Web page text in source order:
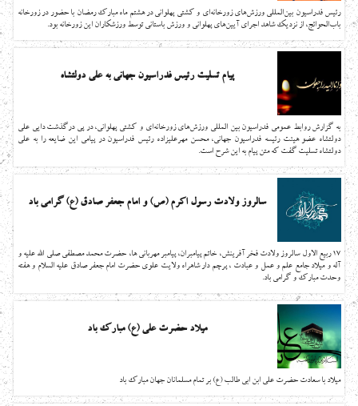
رئیس فدراسیون بین‌المللی ورزش‌های زورخانه‌ای و کشتی پهلوانی در هشتم ماه مبارک رمضان با حضور در زورخانه
باب‌الحوائج، از نزدیک شاهد اجرای آیین‌های پهلوانی و ورزش باستانی توسط ورزشکاران این زورخانه بود.
پیام تسلیت رئیس فدراسیون جهانی به علی دولتشاه
به گزارش روابط عمومی فدراسیون بین المللی ورزش‌های زورخانه‌ای و کشتی پهلوانی، در پی درگذشت دایی علی
دولتشاه عضو هیئت رئیسه فدراسیون جهانی، محسن مهرعلیزاده رئیس فدراسیون در پیامی این ضایعه را به علی
دولتشاه تسلیت گفت که متن پیام به این شرح است.
سالروز ولادت رسول اکرم (ص) و امام جعفر صادق (ع) گرامی باد
۱۷ ربیع الاول سالروز ولادت فخر آفرینش، خاتم پیامبران، پیامبر مهربانی ها، حضرت محمد مصطفی صلی الله علیه و
آله و میلاد جامع علم و عمل و عبادت ، پرچم دار شاهراه ولایت علوی حضرت امام جعفر صادق علیه السلام و هفته
وحدت مبارک و گرامی باد.
میلاد حضرت علی (ع) مبارک باد
میلاد با سعادت حضرت علی ابن ابی طالب (ع) بر تمام مسلمانان جهان مبارک باد